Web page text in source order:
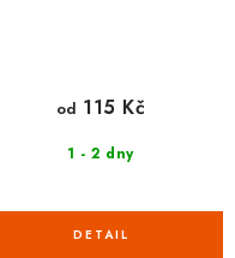
1 - 2 dny
od 115 Kč